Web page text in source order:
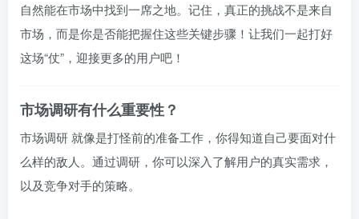
自然能在市场中找到一席之地。记住，真正的挑战不是来自
市场，而是你是否能把握住这些关键步骤！让我们一起打好
这场“仗”，迎接更多的用户吧！
市场调研有什么重要性？
市场调研 就像是打怪前的准备工作，你得知道自己要面对什
么样的敌人。通过调研，你可以深入了解用户的真实需求，
以及竞争对手的策略。